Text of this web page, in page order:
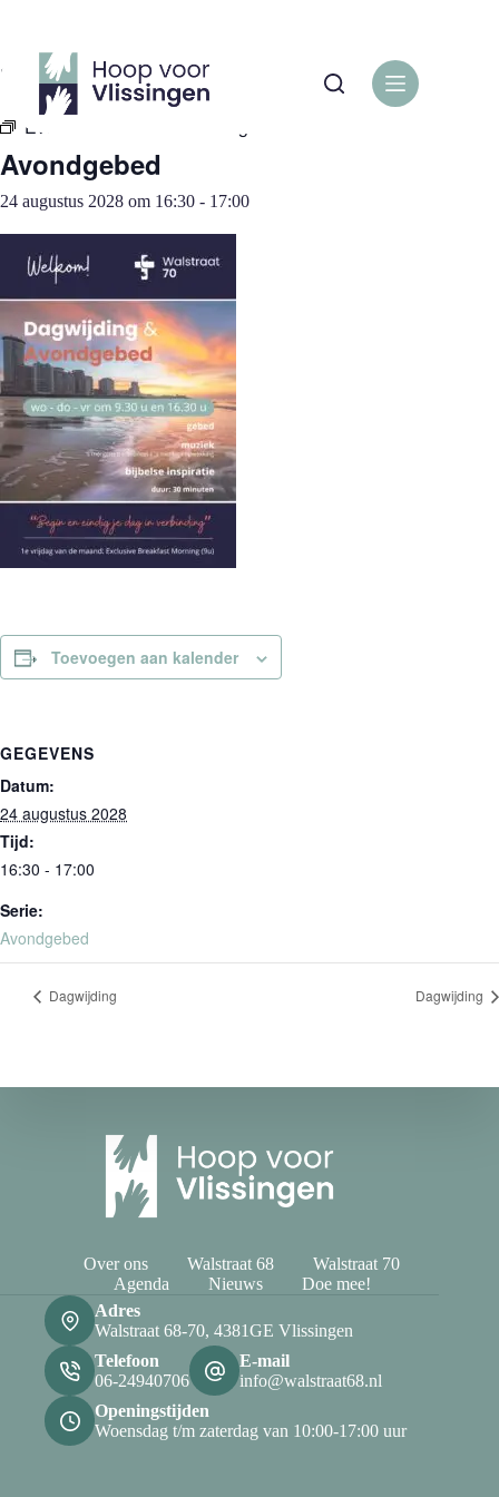
inhoud
« Alle Evenementen
Evenementenreeks:
Avondgebed
24 augustus 2028 om 16:30 - 17:00
Toevoegen aan kalender
GEGEVENS
Datum:
24 augustus 2028
Tijd:
16:30 - 17:00
Serie:
Avondgebed
Dagwijding Dagwijding
Over ons Walstraat 68
Walstraat 70
Agenda
Nieuws
Doe mee!
Adres
Walstraat 68-70, 4381GE Vlissingen
Telefoon
06-24940706
E-mail
info@walstraat68.nl
Openingstijden
Woensdag t/m zaterdag van 10:00-17:00 uur